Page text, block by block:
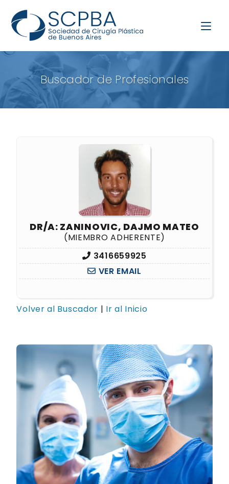
Buscador de Profesionales
DR/A: ZANINOVIC, DAJMO MATEO
(MIEMBRO ADHERENTE)
3416659925
VER EMAIL
Volver al Buscador | Ir al Inicio